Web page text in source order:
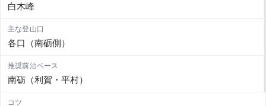
白木峰
各口（南砺側）
南砺（利賀・平村）